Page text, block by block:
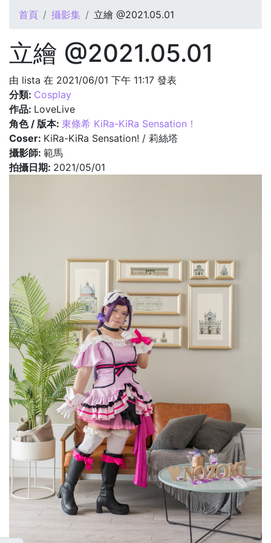
您在這裡
首頁 攝影集 立繪 @2021.05.01
立繪 @2021.05.01
由 lista 在 2021/06/01 下午 11:17 發表
分類: Cosplay
作品: LoveLive
角色 / 版本: 東條希 KiRa-KiRa Sensation！
Coser: KiRa-KiRa Sensation! / 莉絲塔
攝影師: 範馬
拍攝日期: 2021/05/01